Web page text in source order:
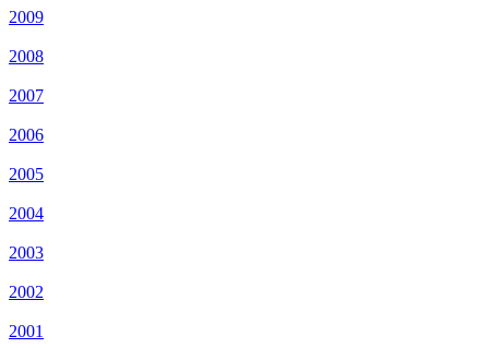
2009
2008
2007
2006
2005
2004
2003
2002
2001